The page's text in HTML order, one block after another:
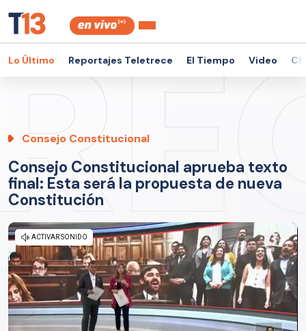
Lo Último Reportajes Teletrece El Tiempo Video
Consejo Constitucional
Consejo Constitucional aprueba texto
final: Esta será la propuesta de nueva
Constitución